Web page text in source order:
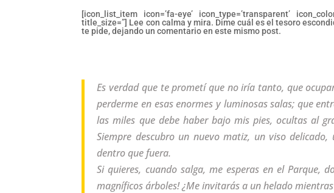
[icon_list_item icon=’fa-eye’ icon_type=’transparent’
title_size=”] Lee con calma y mira. Dime cuál es el tesoro
te pide, dejando un comentario en este mismo post.
Es verdad que te prometí que no iría tanto, que
perderme en esas enormes y luminosas salas; que
las miles que debe haber bajo mis pies, ocultas al
Siempre descubro un nuevo matiz, un viso
dentro que fuera.
Si quieres, cuando salga, me esperas en el Parque,
magníficos árboles! ¿Me invitarás a un helado